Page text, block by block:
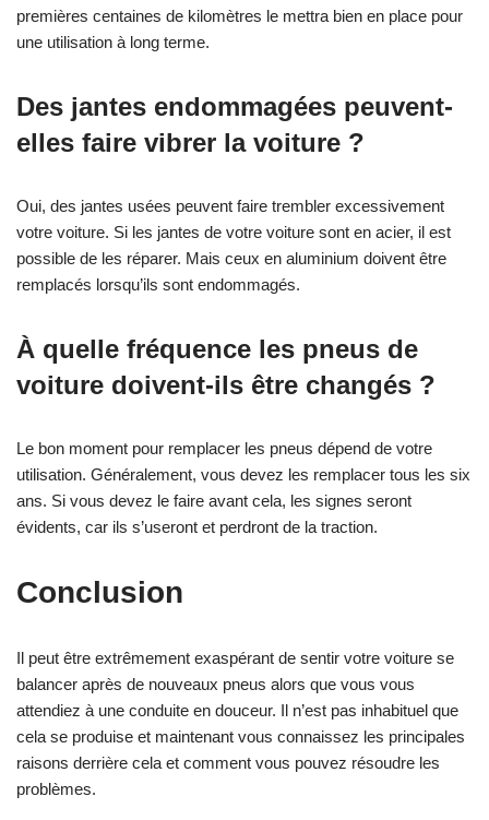
premières centaines de kilomètres le mettra bien en place pour
une utilisation à long terme.
Des jantes endommagées peuvent-
elles faire vibrer la voiture ?
Oui, des jantes usées peuvent faire trembler excessivement
votre voiture. Si les jantes de votre voiture sont en acier, il est
possible de les réparer. Mais ceux en aluminium doivent être
remplacés lorsqu’ils sont endommagés.
À quelle fréquence les pneus de
voiture doivent-ils être changés ?
Le bon moment pour remplacer les pneus dépend de votre
utilisation. Généralement, vous devez les remplacer tous les six
ans. Si vous devez le faire avant cela, les signes seront
évidents, car ils s’useront et perdront de la traction.
Conclusion
Il peut être extrêmement exaspérant de sentir votre voiture se
balancer après de nouveaux pneus alors que vous vous
attendiez à une conduite en douceur. Il n’est pas inhabituel que
cela se produise et maintenant vous connaissez les principales
raisons derrière cela et comment vous pouvez résoudre les
problèmes.